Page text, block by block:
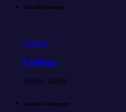
aktuelle Sendung
Chillout
Feelings
02:00 - 06:00
nächste Sendungen